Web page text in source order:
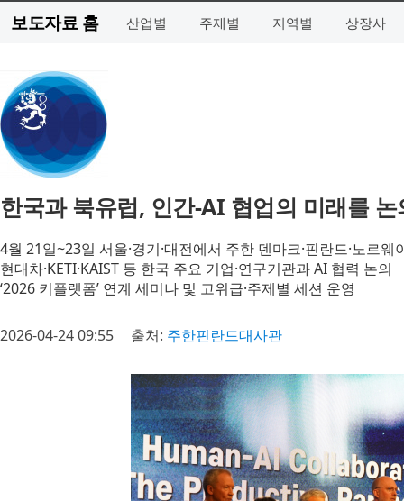
보도자료 홈 산업별 주제별 지역별 상장사
한국과 북유럽, 인간-AI 협업의 미래를
4월 21일~23일 서울·경기·대전에서 주한 덴마크·핀란드·노르
현대차·KETI·KAIST 등 한국 주요 기업·연구기관과 AI 협력 논의
‘2026 키플랫폼’ 연계 세미나 및 고위급·주제별 세션 운영
2026-04-24 09:55 출처: 주한핀란드대사관